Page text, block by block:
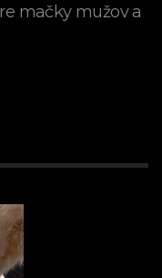
mačky mužov a